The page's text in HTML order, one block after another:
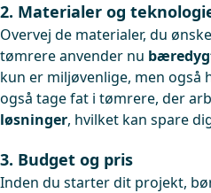
2. Materialer og
Overvej de materialer, du
tømrere anvender nu
kun er miljøvenlige, men
også tage fat i tømrere, der
løsninger, hvilket kan spare
3. Budget og pris
Inden du starter dit projekt,